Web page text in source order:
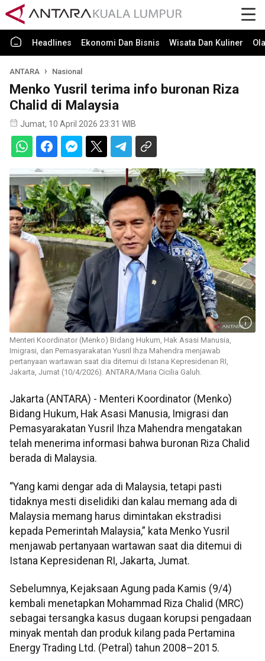
Headlines Ekonomi Dan Bisnis Wisata Dan Kuliner
ANTARA Nasional
Menko Yusril terima info buronan Riza
Chalid di Malaysia
Jumat, 10 April 2026 23:31 WIB
Menteri Koordinator (Menko) Bidang Hukum, Hak Asasi Manusia,
Imigrasi, dan Pemasyarakatan Yusril Ihza Mahendra menjawab
pertanyaan wartawan saat dia ditemui di Istana Kepresidenan RI,
Jakarta, Jumat (10/4/2026). ANTARA/Maria Cicilia Galuh.
Jakarta (ANTARA) - Menteri Koordinator (Menko)
Bidang Hukum, Hak Asasi Manusia, Imigrasi dan
Pemasyarakatan Yusril Ihza Mahendra mengatakan
telah menerima informasi bahwa buronan Riza Chalid
berada di Malaysia.
“Yang kami dengar ada di Malaysia, tetapi pasti
tidaknya mesti diselidiki dan kalau memang ada di
Malaysia memang harus dimintakan ekstradisi
kepada Pemerintah Malaysia,” kata Menko Yusril
menjawab pertanyaan wartawan saat dia ditemui di
Istana Kepresidenan RI, Jakarta, Jumat.
Sebelumnya, Kejaksaan Agung pada Kamis (9/4)
kembali menetapkan Mohammad Riza Chalid (MRC)
sebagai tersangka kasus dugaan korupsi pengadaan
minyak mentah dan produk kilang pada Pertamina
Energy Trading Ltd. (Petral) tahun 2008–2015.